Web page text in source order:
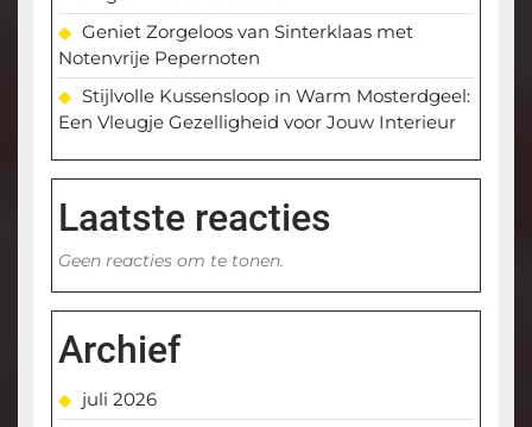
Geniet Zorgeloos van Sinterklaas met
Notenvrije Pepernoten
Stijlvolle Kussensloop in Warm Mosterdgeel:
Een Vleugje Gezelligheid voor Jouw Interieur
Laatste reacties
Geen reacties om te tonen.
Archief
juli 2026